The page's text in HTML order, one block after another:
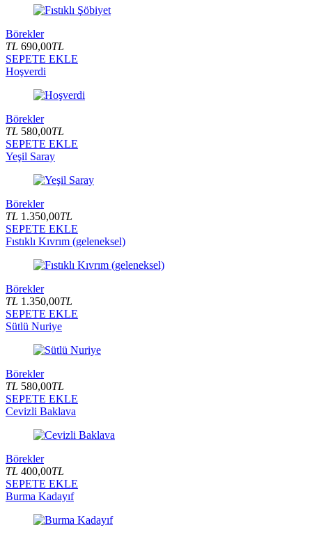
Börekler
TL 690,00TL
SEPETE EKLE
Hoşverdi
Börekler
TL 580,00TL
SEPETE EKLE
Yeşil Saray
Börekler
TL 1.350,00TL
SEPETE EKLE
Fıstıklı Kıvrım (geleneksel)
Börekler
TL 1.350,00TL
SEPETE EKLE
Sütlü Nuriye
Börekler
TL 580,00TL
SEPETE EKLE
Cevizli Baklava
Börekler
TL 400,00TL
SEPETE EKLE
Burma Kadayıf